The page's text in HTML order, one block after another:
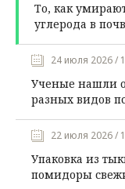
То, как
углерода в
24 июля 2026 /
Ученые нашли
разных видов
22 июля 2026 /
Упаковка из
помидоры